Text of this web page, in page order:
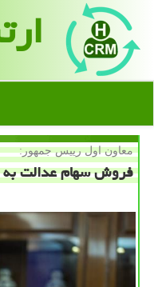
معاون اول رییس جمهور:
فروش سهام عدالت به